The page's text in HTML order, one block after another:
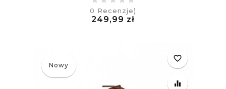
0 Recenzje)
249,99 zł
Nowy
favorite_border
equalizer